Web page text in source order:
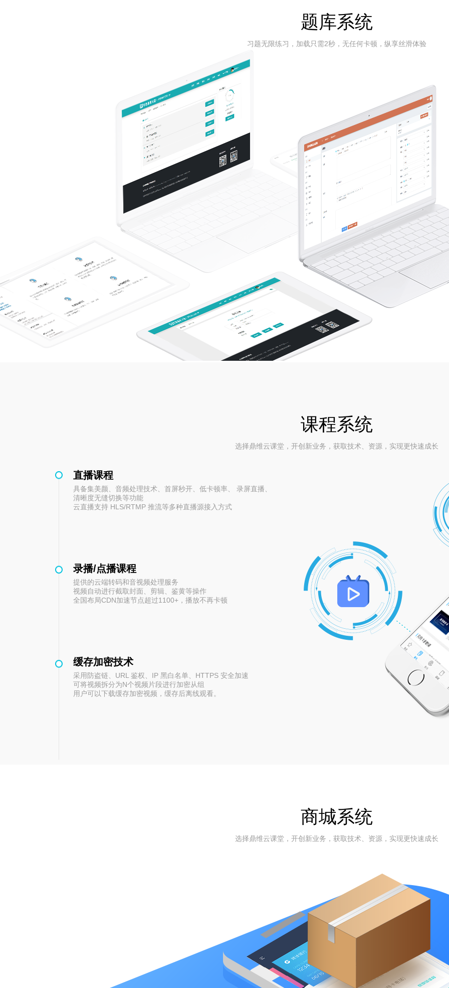
题库系统
习题无限练习，加载只需2秒，无任何卡顿，纵享丝滑体验
课程系统
选择鼎维云课堂，开创新业务，获取技术、资源，实现更快速成长
直播课程
具备集美颜、音频处理技术、首屏秒开、低卡顿率、 录屏直播、
清晰度无缝切换等功能
云直播支持 HLS/RTMP 推流等多种直播源接入方式
录播/点播课程
提供的云端转码和音视频处理服务
视频自动进行截取封面、剪辑、鉴黄等操作
全国布局CDN加速节点超过1100+，播放不再卡顿
缓存加密技术
采用防盗链、URL 鉴权、IP 黑白名单、HTTPS 安全加速
可将视频拆分为N个视频片段进行加密从组
用户可以下载缓存加密视频，缓存后离线观看。
商城系统
选择鼎维云课堂，开创新业务，获取技术、资源，实现更快速成长